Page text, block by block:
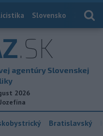
Slovensko
.SK
agentúry Slovenskej
2026
Jozefína
Bratislavský